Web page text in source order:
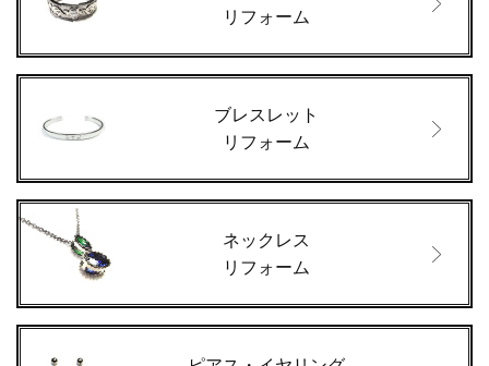
リフォーム
ブレスレット
リフォーム
ネックレス
リフォーム